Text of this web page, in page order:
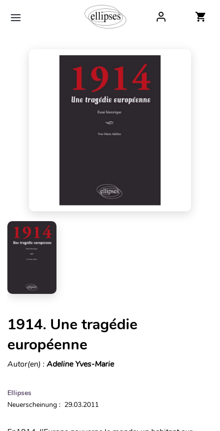
1914. Une tragédie
européenne
Autor(en) : Adeline Yves-Marie
Ellipses
Neuerscheinung : 29.03.2011